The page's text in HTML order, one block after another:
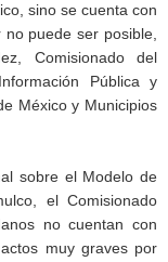
sino se cuenta con
puede ser posible,
Comisionado del
Pública y
México y Municipios
sobre el Modelo de
el Comisionado
no cuentan con
muy graves por